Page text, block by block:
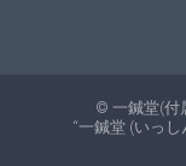
© 一鍼堂(付
“一鍼堂 (いっ